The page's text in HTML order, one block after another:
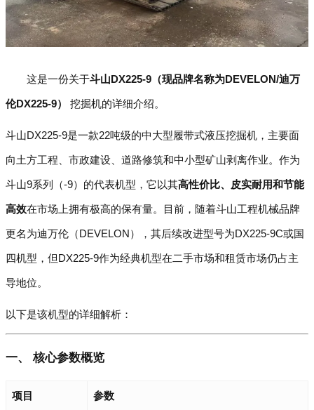
这是一份关于斗山DX225-9（现品牌名称为DEVELON/迪万
伦DX225-9） 挖掘机的详细介绍。
斗山DX225-9是一款22吨级的中大型履带式液压挖掘机，主要面
向土方工程、市政建设、道路修筑和中小型矿山剥离作业。作为
斗山9系列（-9）的代表机型，它以其高性价比、皮实耐用和节能
高效在市场上拥有极高的保有量。目前，随着斗山工程机械品牌
更名为迪万伦（DEVELON），其后续改进型号为DX225-9C或国
四机型，但DX225-9作为经典机型在二手市场和租赁市场仍占主
导地位。
以下是该机型的详细解析：
一、 核心参数概览
项目 参数